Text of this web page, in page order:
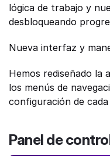
lógica de trabajo y
desbloqueando
Nueva interfaz y
Hemos rediseñado la
los menús de
configuración de
Panel de